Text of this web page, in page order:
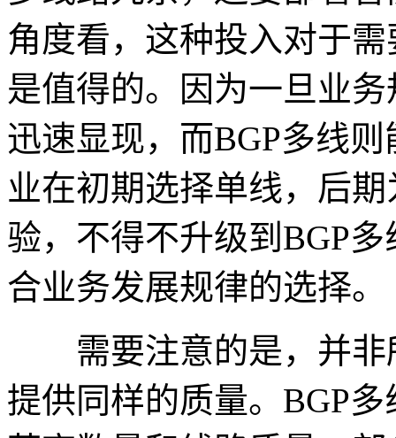
角度看，这种投入对于
是值得的。因为一旦业
迅速显现，而BGP多线
业在初期选择单线，后
验，不得不升级到BGP
合业务发展规律的选择。
需要注意的是，并非
提供同样的质量。BGP